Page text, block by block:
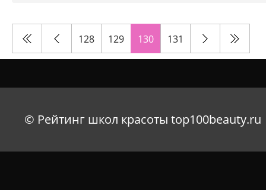
128 129 130 131
© Рейтинг школ красоты top100beauty.ru